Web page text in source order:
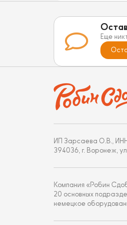
Еще
ИП Зарсаева О.В.,
394036, г. Воронеж,
Компания «Робин
20 основных
немецкое